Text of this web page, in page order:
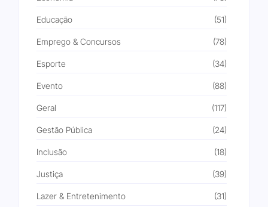
Educação (51)
Emprego & Concursos (78)
Esporte (34)
Evento (88)
Geral (117)
Gestão Pública (24)
Inclusão (18)
Justiça (39)
Lazer & Entretenimento (31)